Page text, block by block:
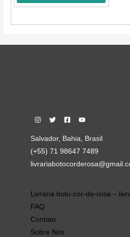
Salvador, Bahia, Brasil
(+55) 71 98647 7489
Livraria boto-cor-de-rosa –
FAQ
Contato
Sobre Nós